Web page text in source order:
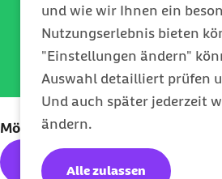
und wie wir Ihnen ein
Nutzungserlebnis bieten
"Einstellungen ändern"
Auswahl detailliert prüfen
Und auch später jederzeit
ändern.
Alle zulassen
befindet er sich in
Halbschlaf, und
für den Eingriff am
wieder
Möchten Sie unseren
Hier geht's zum kostenlosen